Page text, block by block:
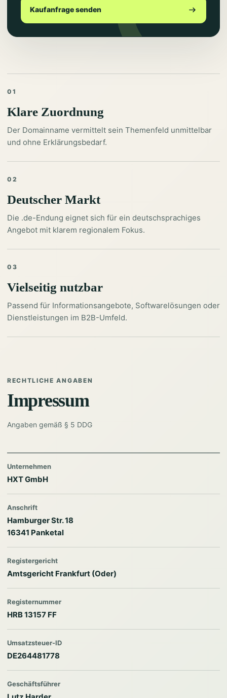
Kaufanfrage senden
01
Klare Zuordnung
Der Domainname vermittelt sein Themenfeld unmittelbar
und ohne Erklärungsbedarf.
02
Deutscher Markt
Die .de-Endung eignet sich für ein deutschsprachiges
Angebot mit klarem regionalem Fokus.
03
Vielseitig nutzbar
Passend für Informationsangebote, Softwarelösungen oder
Dienstleistungen im B2B-Umfeld.
RECHTLICHE ANGABEN
Impressum
Angaben gemäß § 5 DDG
Unternehmen
HXT GmbH
Anschrift
Hamburger Str. 18
16341 Panketal
Registergericht
Amtsgericht Frankfurt (Oder)
Registernummer
HRB 13157 FF
Umsatzsteuer-ID
DE264481778
Geschäftsführer